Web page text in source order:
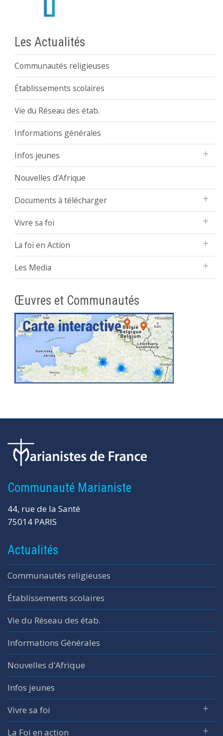
Les Actualités
Communautés religieuses
Établissements scolaires
Vie du Réseau des étab.
Informations générales
Infos jeunes
Nouvelles d’Afrique
Documents à télécharger
Vivre sa foi
La foi en Action
Les Media
Œuvres et Communautés
Communauté Marianiste
44, rue de la Santé
75014 PARIS
Actualités
Communautés religieuses
Établissements scolaires
Vie du Réseau des étab.
Informations Générales
Nouvelles d’Afrique
Infos jeunes
Vivre sa foi
La Foi en action